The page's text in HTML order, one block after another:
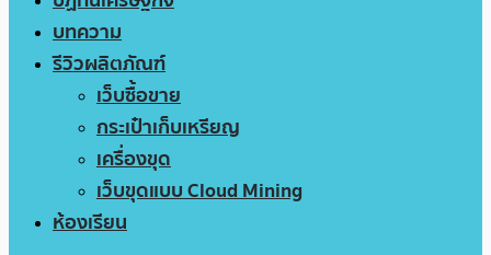
บทความ
รีวิวผลิตภัณฑ์
เว็บซื้อขาย
กระเป๋าเก็บเหรียญ
เครื่องขุด
เว็บขุดแบบ Cloud Mining
ห้องเรียน